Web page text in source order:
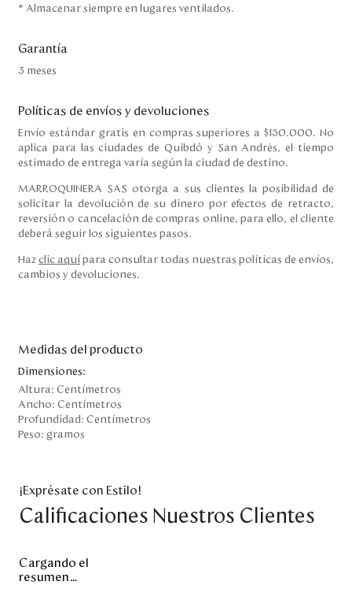
* Almacenar siempre en lugares ventilados.
Garantía
3 meses
Políticas de envíos y devoluciones
Envío estándar gratis en compras superiores a $150.000. No
aplica para las ciudades de Quibdó y San Andrés, el tiempo
estimado de entrega varía según la ciudad de destino.
MARROQUINERA SAS otorga a sus clientes la posibilidad de
solicitar la devolución de su dinero por efectos de retracto,
reversión o cancelación de compras online, para ello, el cliente
deberá seguir los siguientes pasos.
Haz clic aquí para consultar todas nuestras políticas de envíos,
cambios y devoluciones.
Medidas del producto
Dimensiones:
Altura: Centímetros
Ancho: Centímetros
Profundidad: Centímetros
Peso: gramos
¡Exprésate con Estilo!
Calificaciones Nuestros Clientes
Cargando el
resumen…